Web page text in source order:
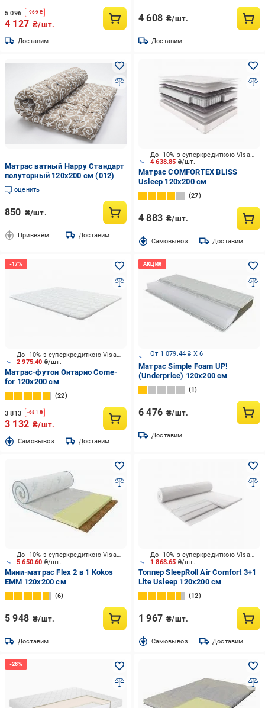
5 096 -969₴
4 127 ₴/шт.
Доставим
4 608 ₴/шт.
Доставим
Матрас ватный Happy Стандарт
полуторный 120х200 см (012)
оценить
850 ₴/шт.
Привезём Доставим
4 638.85 ₴/шт.
До -10% з суперкредиткою Visa Вигода
Матрас COMFORTEX BLISS
Usleep 120x200 см
27
4 883 ₴/шт.
Cамовывоз Доставим
2 975.40 ₴/шт.
До -10% з суперкредиткою Visa Вигода
Матрас-футон Онтарио Come-
for 120x200 см
22
3 813 -681 ₴
3 132 ₴/шт.
Cамовывоз Доставим
От 1 079.44 ₴ X 6
Матрас Simple Foam UP!
(Underprice) 120x200 см
1
6 476 ₴/шт.
Доставим
5 650.60 ₴/шт.
До -10% з суперкредиткою Visa Вигода
Мини-матрас Flex 2 в 1 Kokos
ЕММ 120x200 см
6
5 948 ₴/шт.
Доставим
1 868.65 ₴/шт.
До -10% з суперкредиткою Visa Вигода
Топпер SleepRoll Air Comfort 3+1
Lite Usleep 120x200 см
12
1 967 ₴/шт.
Cамовывоз Доставим